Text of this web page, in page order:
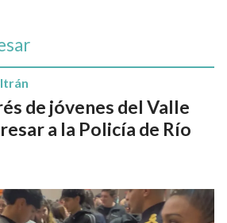
de jóvenes del Valle
a la Policía de Río